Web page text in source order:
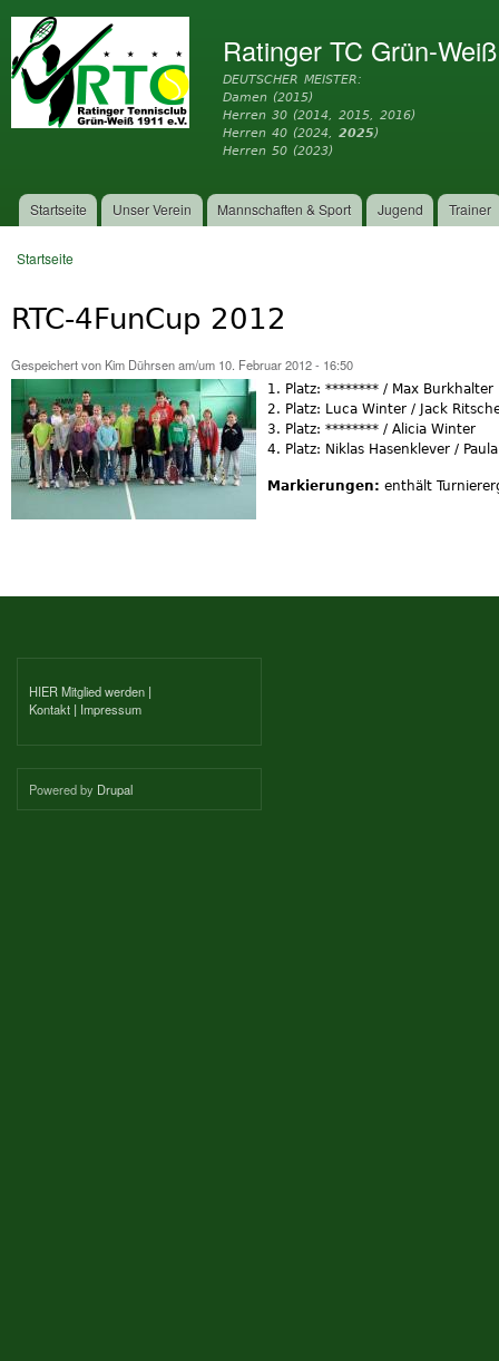
Ratinger TC Grün-
DEUTSCHER MEISTER:
Damen (2015)
Herren 30 (2014, 2015, 2016)
Herren 40 (2024,2025)
Herren 50 (2023)
Hauptmenü
Startseite Unser Verein Mannschaften & Sport Jugend Trainer
Startseite
RTC-4FunCup 2012
Gespeichert von Kim Dührsenam/um 10. Februar 2012 - 16:50
1. Platz: ******** / Max Burkhalter
2. Platz: Luca Winter / Jack
3. Platz: ******** / Alicia Winter
4. Platz: Niklas Hasenklever /
Markierungen: enthält
HIER Mitglied werden |
Kontakt | Impressum
Powered by Drupal